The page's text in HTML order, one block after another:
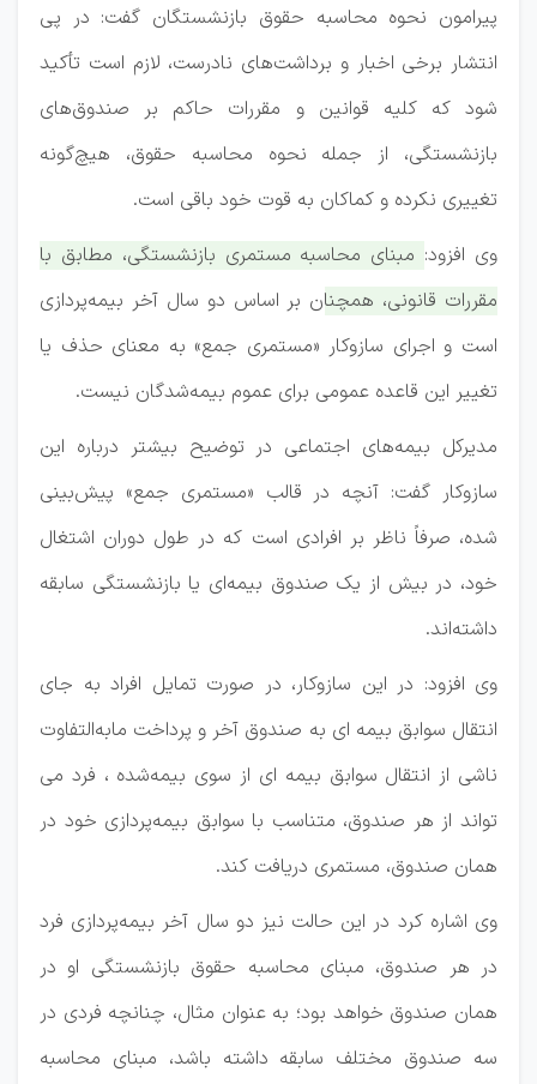
پیرامون نحوه محاسبه حقوق بازنشستگان گفت: در پی
انتشار برخی اخبار و برداشت‌های نادرست، لازم است تأکید
شود که کلیه قوانین و مقررات حاکم بر صندوق‌های
بازنشستگی، از جمله نحوه محاسبه حقوق، هیچ‌گونه
تغییری نکرده و کماکان به قوت خود باقی است.‌
وی افزود: مبنای محاسبه مستمری بازنشستگی، مطابق با
مقررات قانونی، همچنان بر اساس دو سال آخر بیمه‌پردازی
است و اجرای سازوکار «مستمری جمع» به معنای حذف یا
تغییر این قاعده عمومی برای عموم بیمه‌شدگان نیست.‌
مدیرکل بیمه‌های اجتماعی در توضیح بیشتر درباره این
سازوکار گفت: آنچه در قالب «مستمری جمع» پیش‌بینی
شده، صرفاً ناظر بر افرادی است که در طول دوران اشتغال
خود، در بیش از یک صندوق بیمه‌ای یا بازنشستگی سابقه
داشته‌اند.
وی افزود: در این سازوکار، در صورت تمایل افراد به جای
انتقال سوابق بیمه ای به صندوق آخر و پرداخت مابه‌التفاوت
ناشی از انتقال سوابق بیمه ای از سوی بیمه‌شده ، فرد می
تواند از هر صندوق، متناسب با سوابق بیمه‌پردازی خود در
همان صندوق، مستمری دریافت کند.‌
وی اشاره کرد در این حالت نیز دو سال آخر بیمه‌پردازی فرد
در هر صندوق، مبنای محاسبه حقوق بازنشستگی او در
همان صندوق خواهد بود؛ به عنوان مثال، چنانچه فردی در
سه صندوق مختلف سابقه داشته باشد، مبنای محاسبه